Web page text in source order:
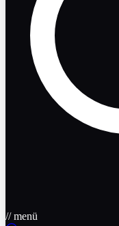
// menü